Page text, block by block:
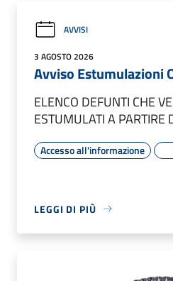
AVVISI
3 AGOSTO 2026
Avviso Estumulazioni
ELENCO DEFUNTI CHE
ESTUMULATI A
Accesso all'informazione
LEGGI DI PIÙ